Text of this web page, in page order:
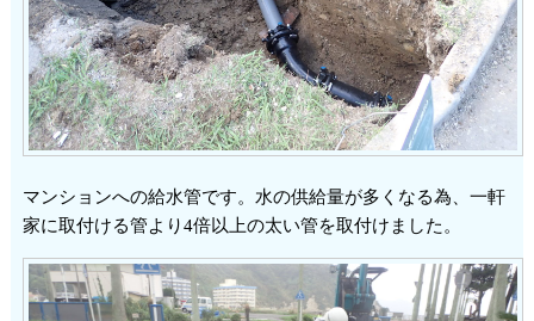
マンションへの給水管です。水の供給量が多くなる為、一軒
家に取付ける管より4倍以上の太い管を取付けました。